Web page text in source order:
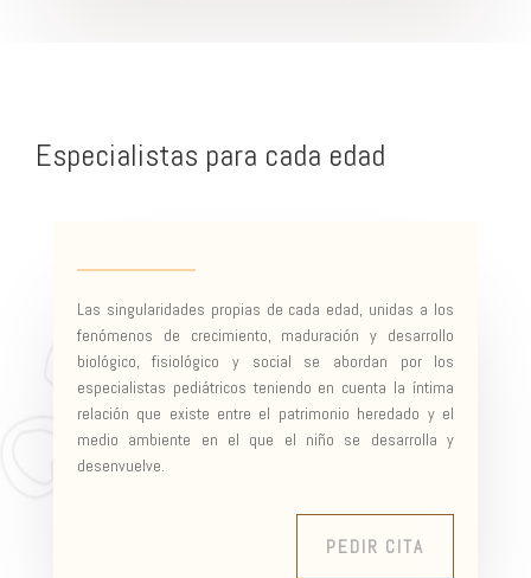
Especialistas para cada edad
Las singularidades propias de cada edad, unidas a los
fenómenos de crecimiento, maduración y desarrollo
biológico, fisiológico y social se abordan por los
especialistas pediátricos teniendo en cuenta la íntima
relación que existe entre el patrimonio heredado y el
medio ambiente en el que el niño se desarrolla y
desenvuelve.
PEDIR CITA